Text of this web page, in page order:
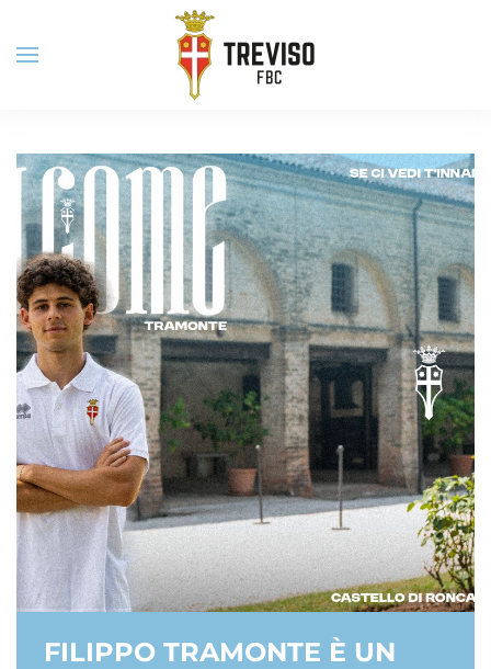
Skip to main content
FILIPPO TRAMONTE È UN